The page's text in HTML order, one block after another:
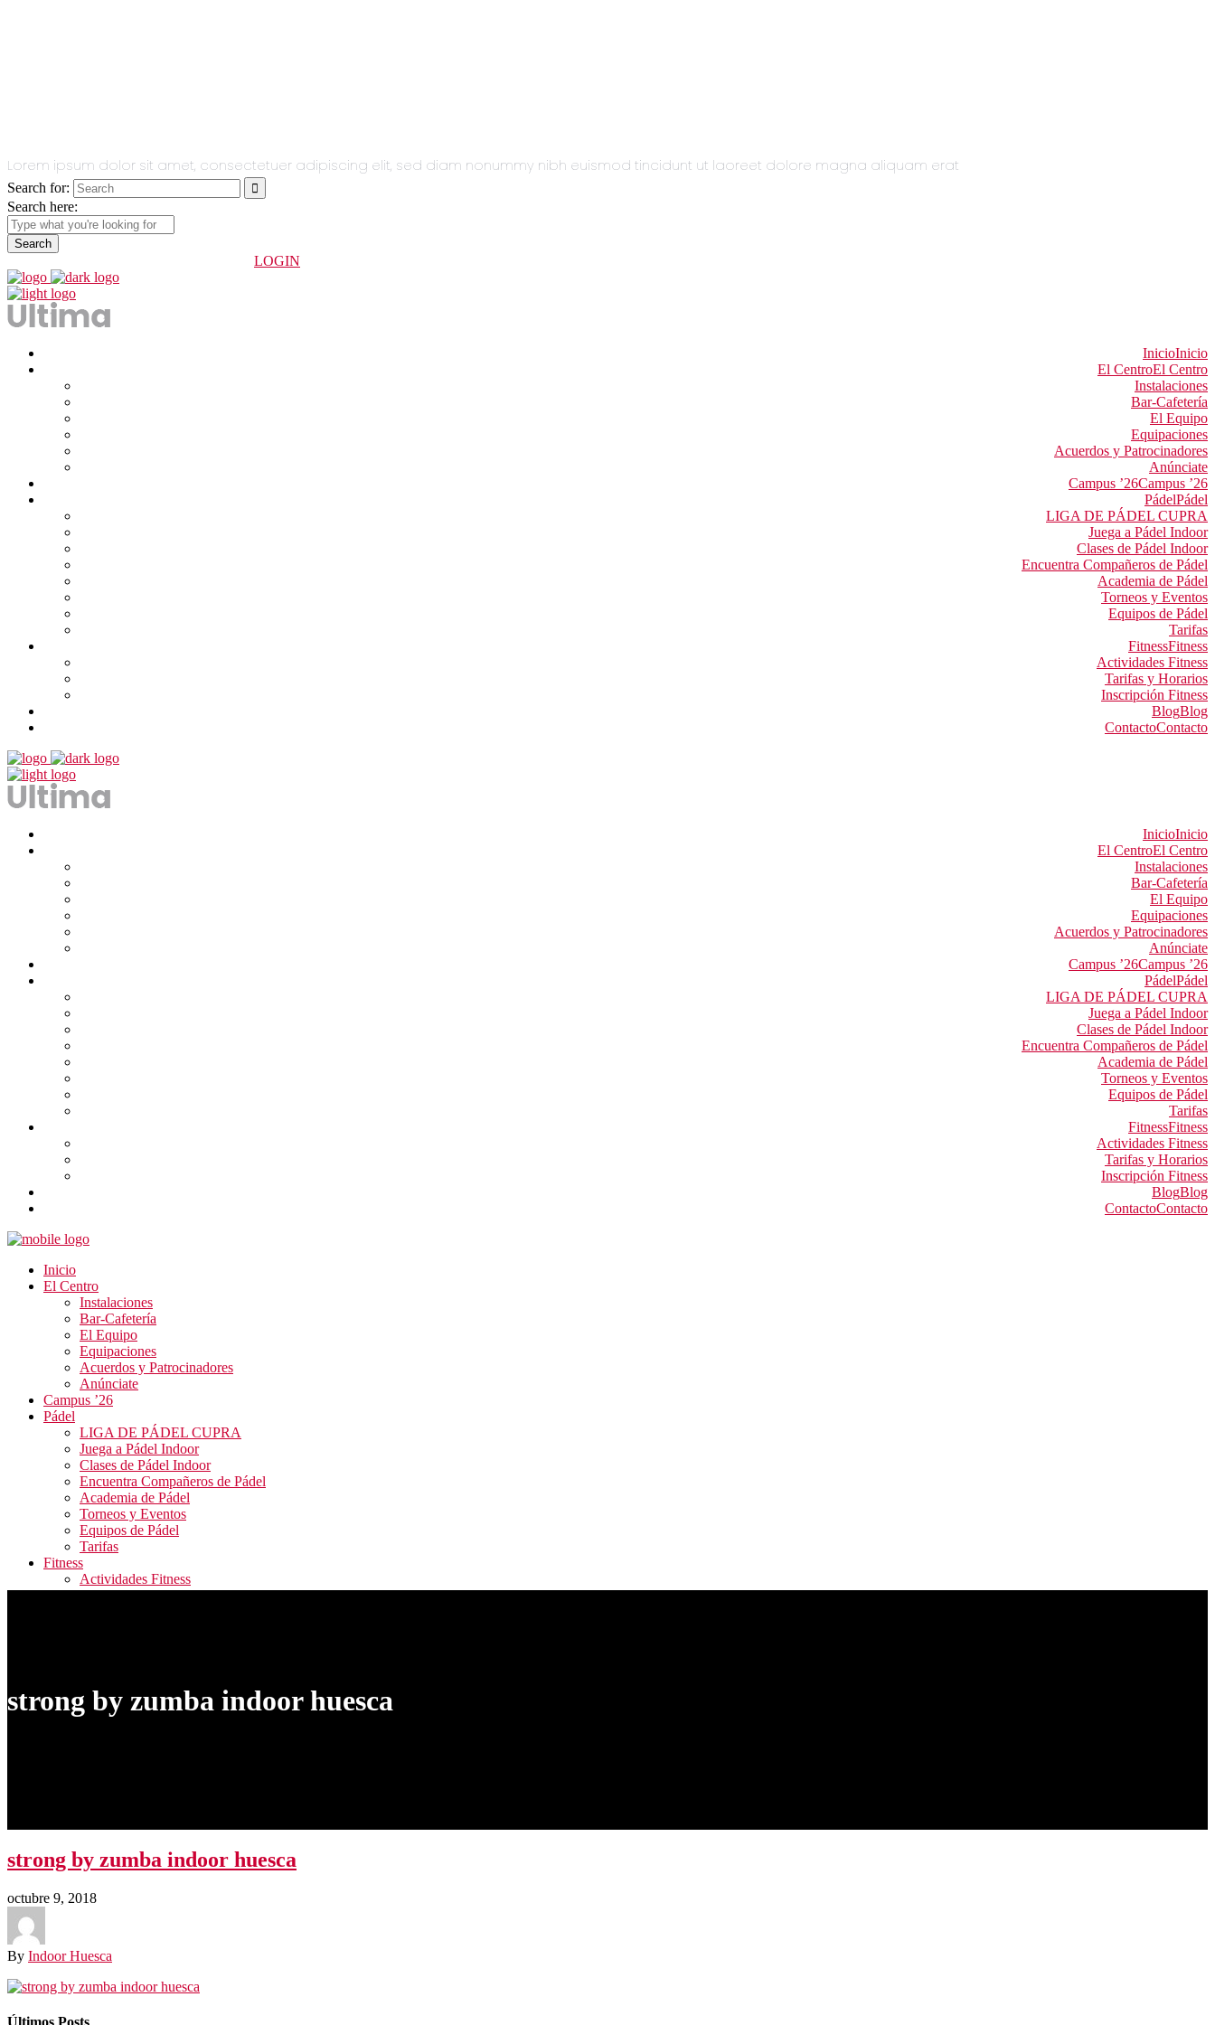
Lorem ipsum dolor sit amet, consectetuer adipiscing elit, sed diam nonummy nibh euismod tincidunt ut laoreet dolore magna aliquam erat
Search for:
Search here:
LOGIN
InicioInicio
El CentroEl Centro
Instalaciones
Bar-Cafetería
El Equipo
Equipaciones
Acuerdos y Patrocinadores
Anúnciate
Campus ’26Campus ’26
PádelPádel
LIGA DE PÁDEL CUPRA
Juega a Pádel Indoor
Clases de Pádel Indoor
Encuentra Compañeros de Pádel
Academia de Pádel
Torneos y Eventos
Equipos de Pádel
Tarifas
FitnessFitness
Actividades Fitness
Tarifas y Horarios
Inscripción Fitness
BlogBlog
ContactoContacto
InicioInicio
El CentroEl Centro
Instalaciones
Bar-Cafetería
El Equipo
Equipaciones
Acuerdos y Patrocinadores
Anúnciate
Campus ’26Campus ’26
PádelPádel
LIGA DE PÁDEL CUPRA
Juega a Pádel Indoor
Clases de Pádel Indoor
Encuentra Compañeros de Pádel
Academia de Pádel
Torneos y Eventos
Equipos de Pádel
Tarifas
FitnessFitness
Actividades Fitness
Tarifas y Horarios
Inscripción Fitness
BlogBlog
ContactoContacto
Inicio
El Centro
Instalaciones
Bar-Cafetería
El Equipo
Equipaciones
Acuerdos y Patrocinadores
Anúnciate
Campus ’26
Pádel
LIGA DE PÁDEL CUPRA
Juega a Pádel Indoor
Clases de Pádel Indoor
Encuentra Compañeros de Pádel
Academia de Pádel
Torneos y Eventos
Equipos de Pádel
Tarifas
Fitness
Actividades Fitness
Tarifas y Horarios
strong by zumba indoor huesca
strong by zumba indoor huesca
octubre 9, 2018
By Indoor Huesca
Últimos Posts